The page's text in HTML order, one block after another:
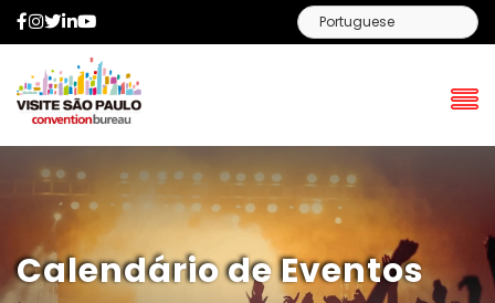
Facebook
Instagram
Twitter
LinkedIn
Calendário de Eventos